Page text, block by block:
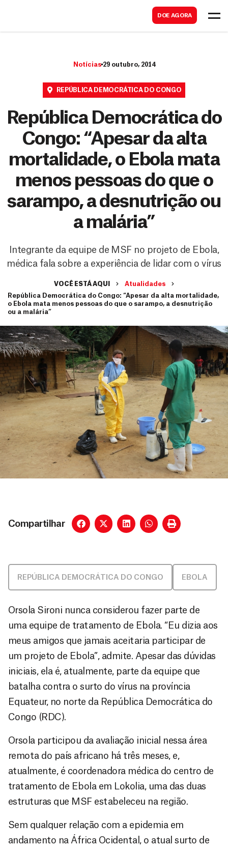
DOE AGORA
Notícias 29 outubro, 2014
REPÚBLICA DEMOCRÁTICA DO CONGO
República Democrática do
Congo: “Apesar da alta
mortalidade, o Ebola mata
menos pessoas do que o
sarampo, a desnutrição ou
a malária”
Integrante da equipe de MSF no projeto de Ebola,
médica fala sobre a experiência de lidar com o vírus
VOCÊ ESTÁ AQUI
Atualidades
República Democrática do Congo: “Apesar da alta mortalidade,
o Ebola mata menos pessoas do que o sarampo, a desnutrição
ou a malária”
Compartilhar
REPÚBLICA DEMOCRÁTICA DO CONGO EBOLA
Orsola Sironi nunca considerou fazer parte de
uma equipe de tratamento de Ebola. “Eu dizia aos
meus amigos que jamais aceitaria participar de
um projeto de Ebola”, admite. Apesar das dúvidas
iniciais, ela é, atualmente, parte da equipe que
batalha contra o surto do vírus na província
Equateur, no norte da República Democrática do
Congo (RDC).
Orsola participou da avaliação inicial nessa área
remota do país africano há três meses, e,
atualmente, é coordenadora médica do centro de
tratamento de Ebola em Lokolia, uma das duas
estruturas que MSF estabeleceu na região.
Sem qualquer relação com a epidemia em
andamento na África Ocidental, o atual surto de
a
r